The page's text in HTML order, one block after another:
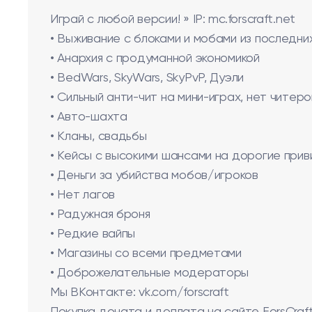
Играй с любой версии! » IP: mc.forscraft.net
• Выживание с блоками и мобами из
• Анархия с продуманной экономикой
• BedWars, SkyWars, SkyPvP, Дуэли
• Сильный анти-чит на мини-играх, нет
• Авто-шахта
• Кланы, свадьбы
• Кейсы с высокими шансами на дорогие
• Деньги за убийства мобов/игроков
• Нет лагов
• Радужная броня
• Редкие вайпы
• Магазины со всеми предметами
• Доброжелательные модераторы
Мы ВКонтакте: vk.com/forscraft